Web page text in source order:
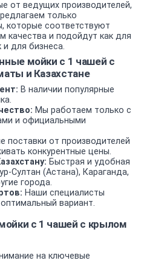
от ведущих производителей,
только
которые соответствуют
и подойдут как для
и для бизнеса.
мойки с 1 чашей c
и Казахстане
В наличии популярные
Мы работаем только с
и официальными
поставки от производителей
конкурентные цены.
Быстрая и удобная
Султан (Астана), Караганда,
города.
Наши специалисты
вариант.
с 1 чашей c крылом
на ключевые